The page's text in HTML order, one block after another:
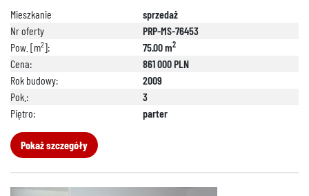
Mieszkanie
sprzedaż
Nr oferty
PRP-MS-76453
Pow. [m2]: 75.00 m2
Cena:
861 000 PLN
Rok budowy:
2009
Pok.:
3
Piętro:
parter
Pokaż szczegóły